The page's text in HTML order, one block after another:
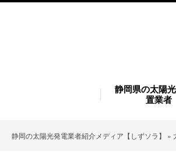
静岡県の太陽
置業者
静岡の太陽光発電業者紹介メディア【しずソラ】 »